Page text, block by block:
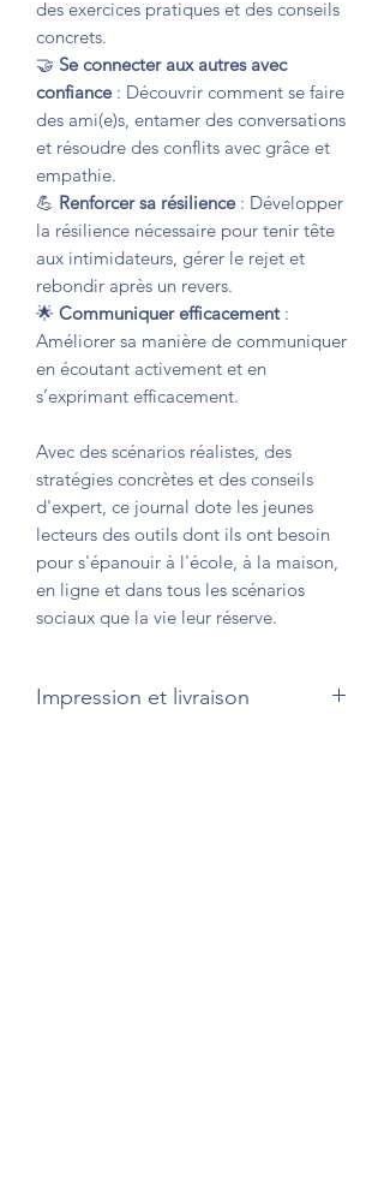
des exercices pratiques et des conseils
concrets.
🤝 Se connecter aux autres avec
confiance: Découvrir comment se faire
des ami(e)s, entamer des conversations
et résoudre des conflits avec grâce et
empathie.
💪 Renforcer sa résilience: Développer
la résilience nécessaire pour tenir tête
aux intimidateurs, gérer le rejet et
rebondir après un revers.
🌟 Communiquer efficacement:
Améliorer sa manière de communiquer
en écoutant activement et en
s’exprimant efficacement.
Avec des scénarios réalistes, des
stratégies concrètes et des conseils
d'expert, ce journal dote les jeunes
lecteurs des outils dont ils ont besoin
pour s'épanouir à l'école, à la maison,
en ligne et dans tous les scénarios
sociaux que la vie leur réserve.
Impression et livraison